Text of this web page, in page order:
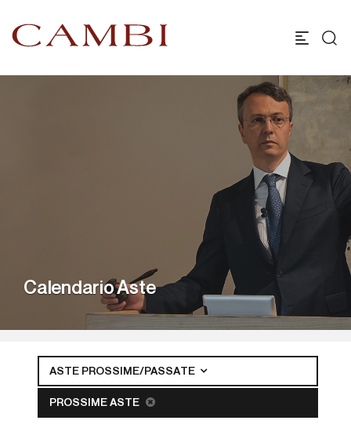
Calendario Aste
ASTE PROSSIME/PASSATE
PROSSIME ASTE